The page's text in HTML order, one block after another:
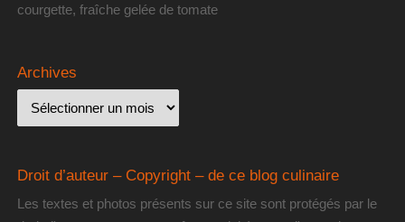
courgette, fraîche gelée de tomate
Archives
Droit d’auteur – Copyright – de ce blog culinaire
Les textes et photos présents sur ce site sont protégés par le